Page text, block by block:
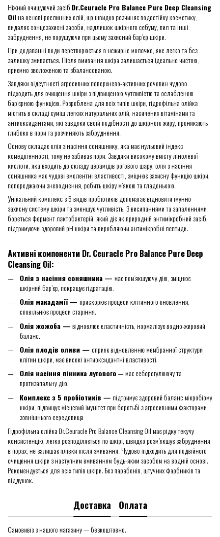
Ніжний очищуючий засіб Dr.Ceuracle Pro Balance Pure Deep Cleansing
Oilна основі рослинних олій, що швидко розчиняє водостійку косметику,
видаляє сонцезахисні засоби, надлишок шкірного себуму, пил та інші
забруднення, не порушуючи при цьому захисний бар’єр шкіри.
При додаванні води перетворюється в нежирне молочко, яке легко та без
залишку змивається. Після вмивання шкіра залишається ідеально чистою,
приємно зволоженою та збалансованою.
Завдяки відсутності агресивних поверхнево-активних речовин чудово
підходить для очищення шкіри з підвищеною чутливістю та ослабленою
бар’єрною функцією. Розроблена для всіх типів шкіри, гідрофільна олійка
містить в складі суміш легких натуральних олій, насичених вітамінами та
антиоксидантами, які завдяки своїй подібності до шкірного жиру, проникають
глибоко в пори та розчиняють забруднення.
Основу складає олія з насіння соняшнику, яка має нульовий індекс
комедогенності, тому не забиває пори. Завдяки високому вмісту лінолевої
кислоти, яка входить до складу церамідів рогового шару, олія з насіння
соняшника має чудові емолентні властивості, зміцнює захисну функцію шкіри,
попереджаючи зневоднення, робить шкіру м’якою та гладенькою.
Унікальний комплекс з 5 видів пробіотиків допомагає відновити імунно-
захисну систему шкіри та зменшує чутливість. З висипаннями та запаленнями
бореться фермент лактобактерій, який діє як природній антимікробний засіб,
підтримуючи здоровий pH шкіри та виробляючи антимікробні пептиди.
Активні компоненти Dr. Ceuracle Pro Balance Pure Deep
Cleansing Oil:
Олія з насіння соняшника — має пом’якшуючу дію, зміцнює
шкірний бар’єр, покращує гідратацію.
Олія макадамії — прискорює процеси клітинного оновлення,
сповільнює процеси старіння.
Олія жожоба — відновлює еластичність, нормалізує водно-жировий
баланс.
Олія плодів оливи — сприяє відновленню мембранної структури
клітин шкіри, має високі антиоксидантні властивості.
Олія насіння пінника лугового— має себорегулюючу та
протизапальну дію.
Комплекс з 5 пробіотиків — підтримує здоровий баланс мікробіому
шкіри, підвищує місцевий імунітет при боротьбі з агресивними факторами
зовнішнього середовища
Гідрофільна олійка Dr.Ceuracle Pro Balance Cleansing Oil має рідку текучу
консистенцію, легко розподіляється по шкірі, швидко розм’якшує забруднення
в порах, не залишає плівки після змивання. Чудово підходить для подвійного
очищення шкіри з наступним вмиванням будь-яким засобом на водній основі.
Рекомендується для всіх типів шкіри. Без парабенів, штучних фарбників та
віддушок.
Доставка Оплата
Самовивіз з нашого магазину — безкоштовно.